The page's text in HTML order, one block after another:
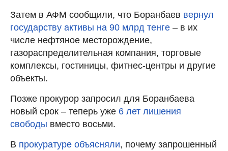
Затем в АФМ сообщили, что Боранбаев вернул
государству активы на 90 млрд тенге – в их
числе нефтяное месторождение,
газораспределительная компания, торговые
комплексы, гостиницы, фитнес-центры и другие
объекты.
Позже прокурор запросил для Боранбаева
новый срок – теперь уже 6 лет лишения
свободы вместо восьми.
В прокуратуре объясняли, почему запрошенный